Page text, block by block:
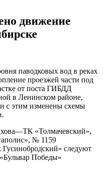
движение
паводковых вод в реках
проезжей части под
от поста ГИБДД
в Ленинском районе,
с этим изменены схемы
«Толмачевский»,
№ 1159
следуют
Победы»